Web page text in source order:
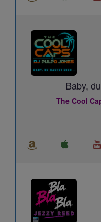
Baby,
The Cool